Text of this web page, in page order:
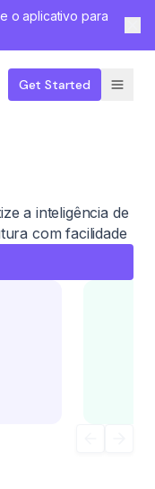
o aplicativo para
Get Started
a inteligência de
com facilidade